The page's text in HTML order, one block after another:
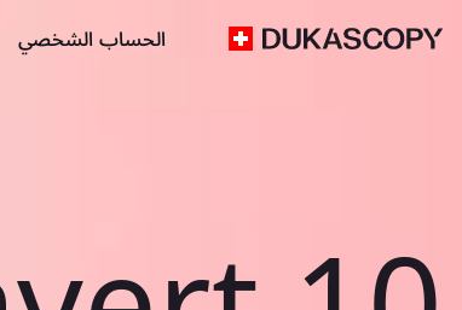
الحساب الشخصي